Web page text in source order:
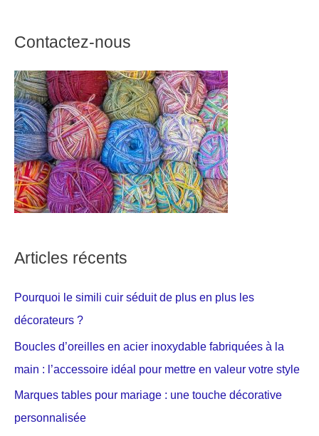
Contactez-nous
Articles récents
Pourquoi le simili cuir séduit de plus en plus les
décorateurs ?
Boucles d’oreilles en acier inoxydable fabriquées à la
main : l’accessoire idéal pour mettre en valeur votre style
Marques tables pour mariage : une touche décorative
personnalisée